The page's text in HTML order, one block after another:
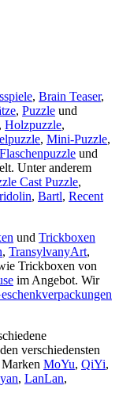
, Brain Teaser,
, Puzzle und
, Holzpuzzle,
, Mini-Puzzle,
Flaschenpuzzle und
Unter anderem
Cast Puzzle,
, Bartl, Recent
und Trickboxen
, TransylvanyArt,
Trickboxen von
im Angebot. Wir
verschiedensten
MoYu, QiYi,
, LanLan,